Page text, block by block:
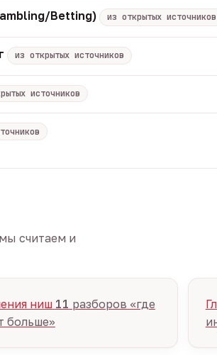
Betting) из открытых источников
из открытых источников
источников
считаем и
ниш 11 разборов «где
больше»